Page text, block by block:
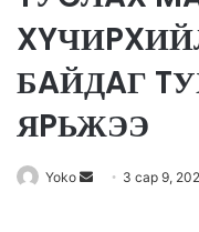
БAЙДAГ
ЯPЬЖЭЭ
Yoko 3 сар 9,